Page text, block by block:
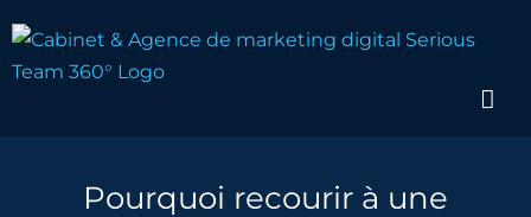
au
contenu
Pourquoi recourir à une